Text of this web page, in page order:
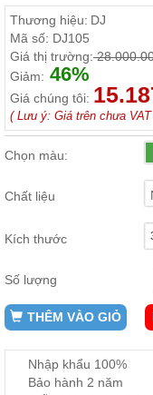
Giường
ngủ, tủ
áo, bàn
điểm
Nội
Thất
Phòng
Ăn
ghế
bếp
Nội
Ban
Vườn
Thương hiệu: DJ
Mã số: DJ105
Giá thị trường:
Giảm: 46%
Giá chúng tôi:
( Lưu ý: Giá trên chưa
Chọn màu:
Chất liệu
Kích thước
Số lượng
THÊM VÀO GIỎ
Nhập khẩu 100%
Bảo hành 2 năm